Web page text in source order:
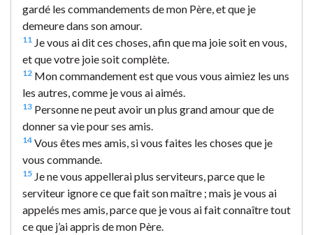
gardé les commandements de mon Père, et que je
demeure dans son amour.
11 Je vous ai dit ces choses, afin que ma joie soit en vous,
et que votre joie soit complète.
12 Mon commandement est que vous vous aimiez les uns
les autres, comme je vous ai aimés.
13 Personne ne peut avoir un plus grand amour que de
donner sa vie pour ses amis.
14 Vous êtes mes amis, si vous faites les choses que je
vous commande.
15 Je ne vous appellerai plus serviteurs, parce que le
serviteur ignore ce que fait son maître ; mais je vous ai
appelés mes amis, parce que je vous ai fait connaître tout
ce que j’ai appris de mon Père.